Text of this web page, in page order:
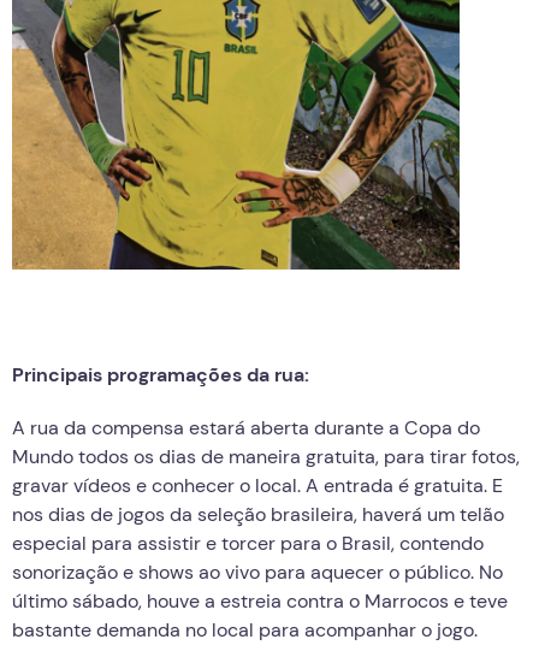
Principais programações da rua:
A rua da compensa estará aberta durante a Copa do
Mundo todos os dias de maneira gratuita, para tirar fotos,
gravar vídeos e conhecer o local. A entrada é gratuita. E
nos dias de jogos da seleção brasileira, haverá um telão
especial para assistir e torcer para o Brasil, contendo
sonorização e shows ao vivo para aquecer o público. No
último sábado, houve a estreia contra o Marrocos e teve
bastante demanda no local para acompanhar o jogo.